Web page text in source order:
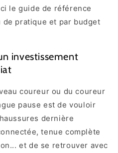
le guide de référence
de pratique et par budget
investissement
coureur ou du coureur
pause est de vouloir
dernière
tenue complète
et de se retrouver avec